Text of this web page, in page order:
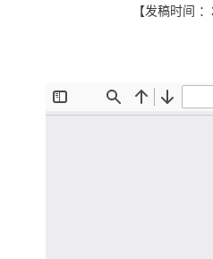
【发稿时间